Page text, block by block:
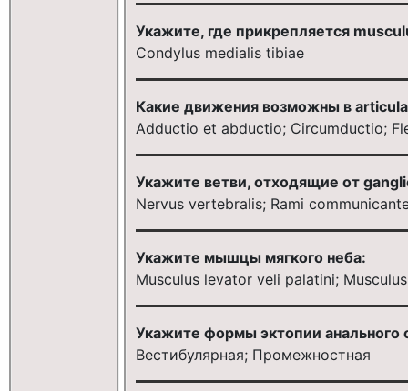
Укажите, где прикрепляется
Condylus medialis tibiae
Какие движения возможны в
Adductio et abductio; Circumductio;
Укажите ветви, отходящие от
Nervus vertebralis; Rami
Укажите мышцы мягкого неба:
Мusculus levator veli palatini;
Укажите формы эктопии анального
Вестибулярная; Промежностная